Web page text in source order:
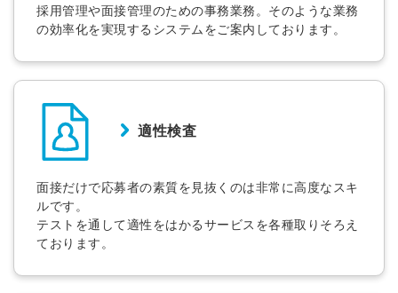
採用管理や面接管理のための事務業務。そのような業務
の効率化を実現するシステムをご案内しております。
適性検査
面接だけで応募者の素質を見抜くのは非常に高度なスキ
ルです。
テストを通して適性をはかるサービスを各種取りそろえ
ております。